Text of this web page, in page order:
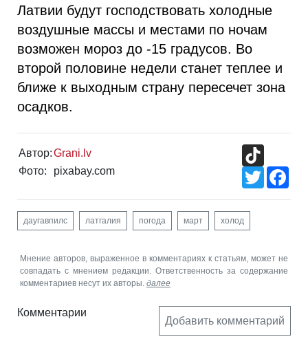
Латвии будут господствовать холодные
воздушные массы и местами по ночам
возможен мороз до -15 градусов. Во
второй половине недели станет теплее и
ближе к выходным страну пересечет зона
осадков.
Автор:Grani.lv
Фото:
pixabay.com
Twitter
даугавпилс латгалия погода март холод
Мнение авторов, выраженное в комментариях к статьям, может не
совпадать с мнением редакции. Ответственность за содержание
комментариев несут их авторы. далее
Комментарии
Добавить комментарий